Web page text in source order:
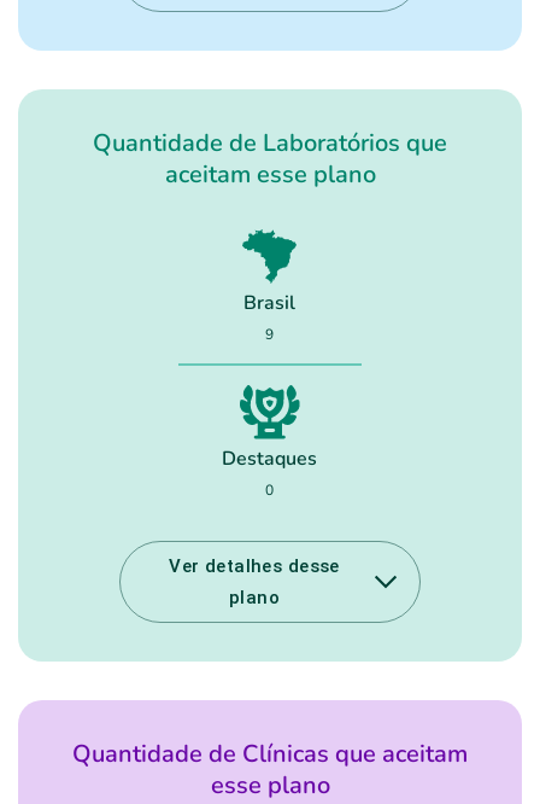
Quantidade de Laboratórios que
aceitam esse plano
Brasil
9
Destaques
0
Ver detalhes desse
plano
Quantidade de Clínicas que aceitam
esse plano
Descubra todos os planos da sua
Plano Individual / Familiar
e
Buscar
Por que precisamos do seu CEP